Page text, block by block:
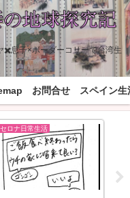
息子×ボーダーコリーで台湾生
お問合せ スペイン生
ロナ日常生活